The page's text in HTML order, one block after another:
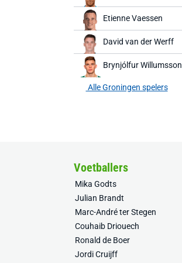
Etienne Vaessen
David van der Werff
Brynjólfur Willumsson
Alle Groningen spelers
Voetballers
Mika Godts
Julian Brandt
Marc-André ter Stegen
Couhaib Driouech
Ronald de Boer
Jordi Cruijff